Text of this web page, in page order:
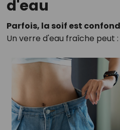
d'eau
Parfois, la soif est
Un verre d'eau fraîche peut :